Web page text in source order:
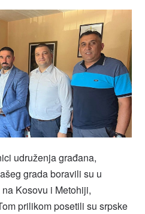
udruženja građana,
grada boravili su u
Kosovu i Metohiji,
prilikom posetili su srpske